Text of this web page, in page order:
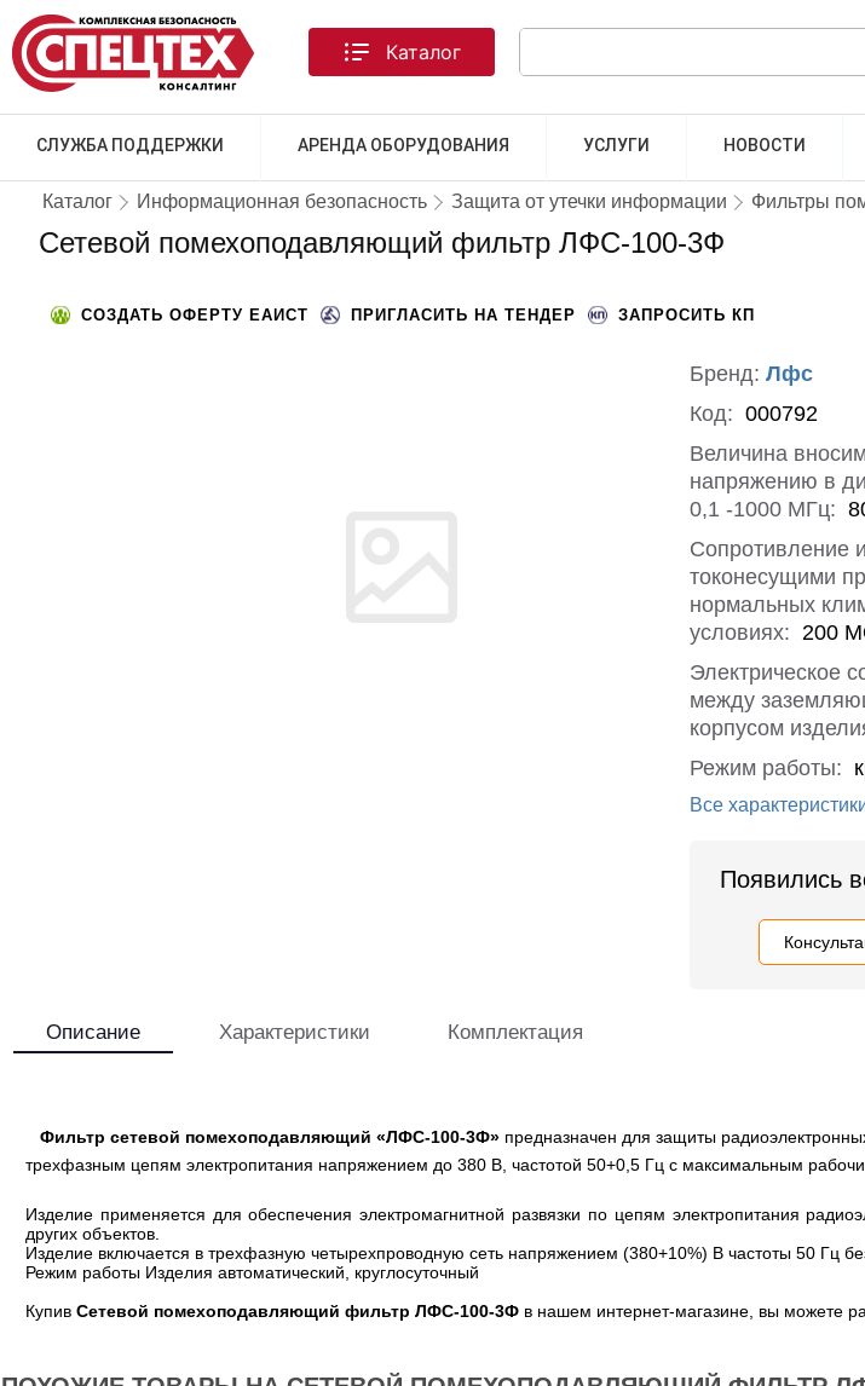
СЛУЖБА ПОДДЕРЖКИ АРЕНДА ОБОРУДОВАНИЯ УСЛУГИ НОВОСТИ
Каталог
Каталог Информационная безопасность Защита от утечки информации Фильтры
Сетевой помехоподавляющий фильтр ЛФС-100-3Ф
СОЗДАТЬ ОФЕРТУ ЕАИСТ ПРИГЛАСИТЬ НА ТЕНДЕР ЗАПРОСИТЬ КП
Бренд: Лфс
Код: 000792
Величина
напряжению в
0,1 -1000 МГц:
Сопротивление
токонесущими
нормальных
условиях: 200
Электрическое
между
корпусом
Режим работы:
Все
Появились
Описание
Фильтр сетевой помехоподавляющий «ЛФС-100-3Ф» предназначен для защиты
трехфазным цепям электропитания напряжением до 380 В, частотой 50+0,5 Гц с максимальным
Изделие применяется для обеспечения электромагнитной развязки по цепям электропитания
других объектов.
Изделие включается в трехфазную четырехпроводную сеть напряжением (380+10%) В частоты 50 Гц
Режим работы Изделия автоматический, круглосуточный
Купив Сетевой помехоподавляющий фильтр ЛФС-100-3Ф в нашем интернет-магазине, вы можете
Характеристики Комплектация